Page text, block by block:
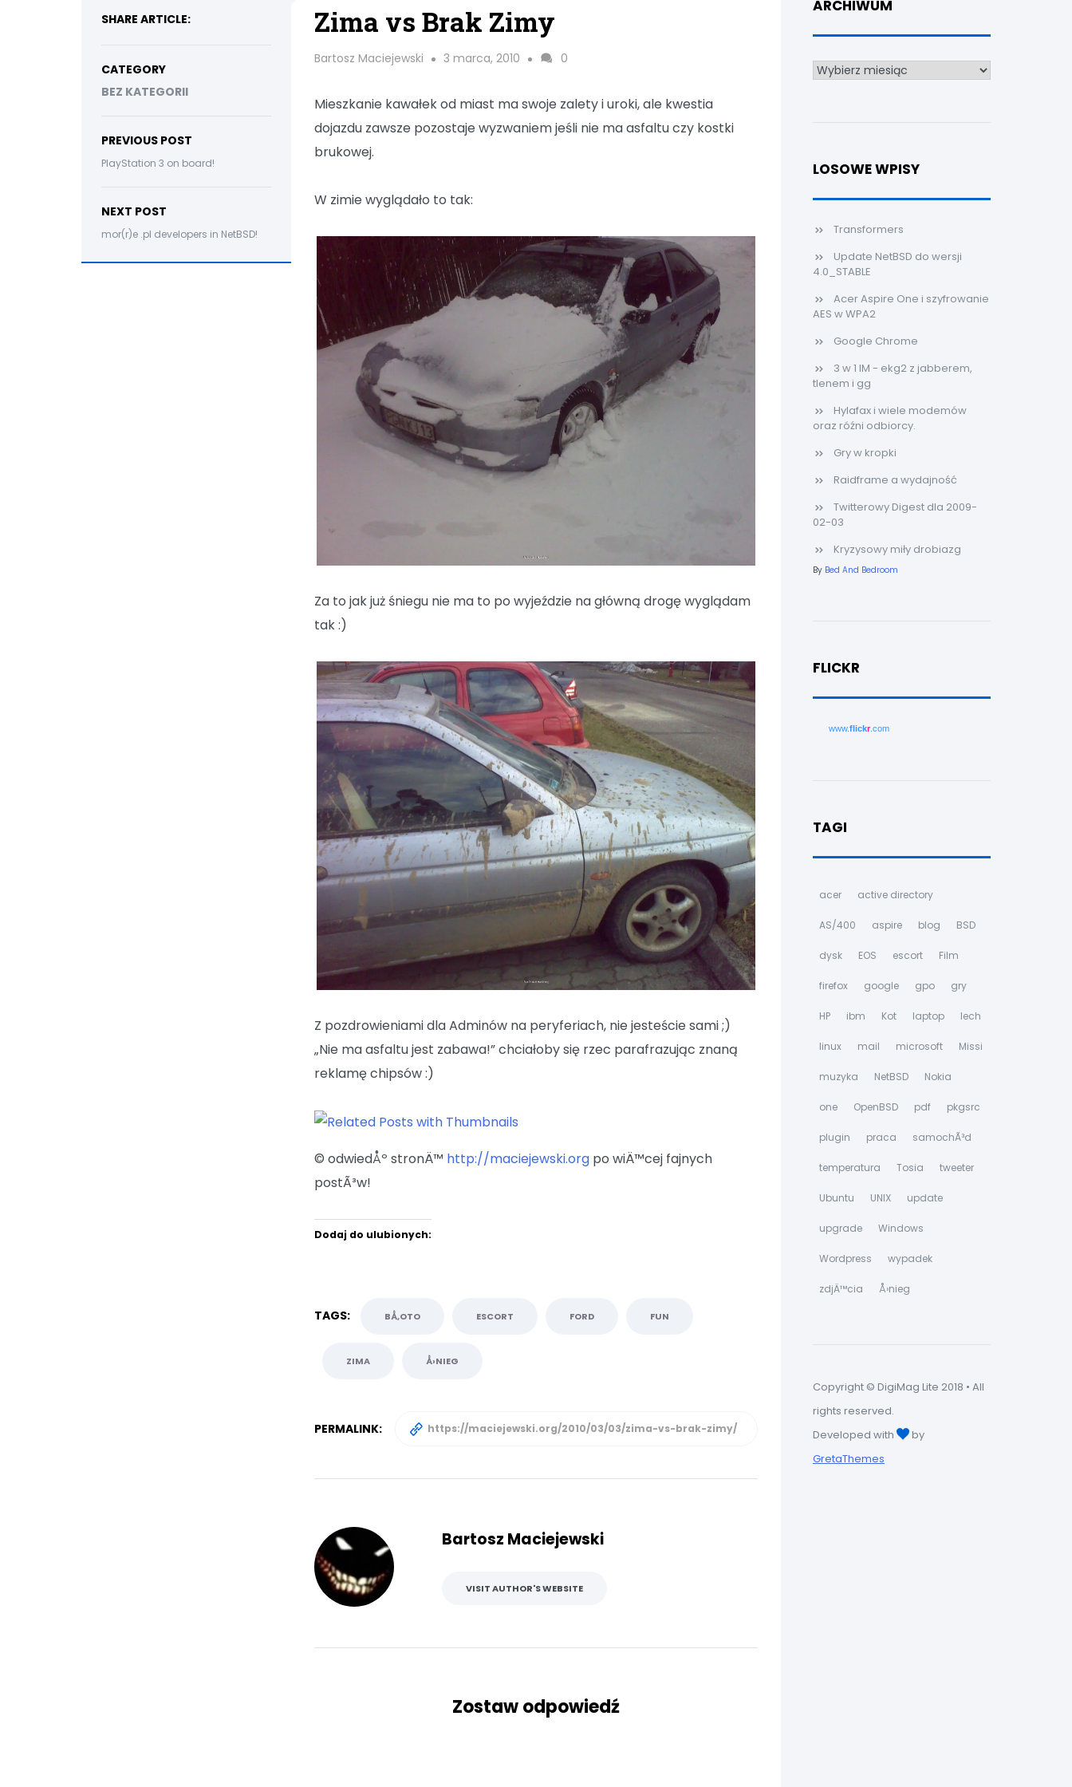
SHARE ARTICLE:
CATEGORY
BEZ KATEGORII
PREVIOUS POST
PlayStation 3 on board!
NEXT POST
mor(r)e .pl developers in NetBSD!
Zima vs Brak Zimy
Bartosz Maciejewski 3 marca, 2010 0
Mieszkanie kawałek od miast ma swoje zalety i uroki, ale kwestia
dojazdu zawsze pozostaje wyzwaniem jeśli nie ma asfaltu czy kostki
brukowej.
W zimie wyglądało to tak:
Za to jak już śniegu nie ma to po wyjeździe na główną drogę wyglądam
tak :)
Z pozdrowieniami dla Adminów na peryferiach, nie jesteście sami ;)
„Nie ma asfaltu jest zabawa!” chciałoby się rzec parafrazując znaną
reklamę chipsów :)
© odwiedÅº stronÄ™ http://maciejewski.org po wiÄ™cej fajnych
postÃ³w!
Dodaj do ulubionych:
TAGS: BÅ‚OTO ESCORT FORD FUN
ZIMA Å›NIEG
PERMALINK:
Bartosz Maciejewski
VISIT AUTHOR'S WEBSITE
Zostaw odpowiedź
ARCHIWUM
Archiwum
LOSOWE WPISY
Transformers
Update NetBSD do wersji
4.0_STABLE
Acer Aspire One i szyfrowanie
AES w WPA2
Google Chrome
3 w 1 IM - ekg2 z jabberem,
tlenem i gg
Hylafax i wiele modemów
oraz róźni odbiorcy.
Gry w kropki
Raidframe a wydajność
Twitterowy Digest dla 2009-
02-03
Kryzysowy miły drobiazg
By Bed And Bedroom
FLICKR
www.flickr .com
TAGI
acer active directory
AS/400 aspire blog BSD
dysk EOS escort Film
firefox google gpo gry
HP ibm Kot laptop lech
linux mail microsoft Missi
muzyka NetBSD Nokia
one OpenBSD pdf pkgsrc
plugin praca samochÃ³d
temperatura Tosia tweeter
Ubuntu UNIX update
upgrade Windows
Wordpress wypadek
zdjÄ™cia Å›nieg
Copyright © DigiMag Lite 2018 • All
rights reserved.
Developed with
by
GretaThemes